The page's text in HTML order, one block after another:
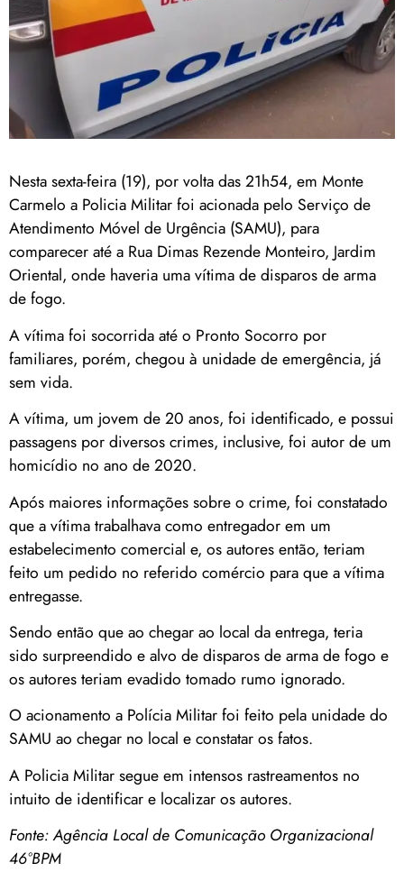
Nesta sexta-feira (19), por volta das 21h54, em Monte
Carmelo a Policia Militar foi acionada pelo Serviço de
Atendimento Móvel de Urgência (SAMU), para
comparecer até a Rua Dimas Rezende Monteiro, Jardim
Oriental, onde haveria uma vítima de disparos de arma
de fogo.
A vítima foi socorrida até o Pronto Socorro por
familiares, porém, chegou à unidade de emergência, já
sem vida.
A vítima, um jovem de 20 anos, foi identificado, e possui
passagens por diversos crimes, inclusive, foi autor de um
homicídio no ano de 2020.
Após maiores informações sobre o crime, foi constatado
que a vítima trabalhava como entregador em um
estabelecimento comercial e, os autores então, teriam
feito um pedido no referido comércio para que a vítima
entregasse.
Sendo então que ao chegar ao local da entrega, teria
sido surpreendido e alvo de disparos de arma de fogo e
os autores teriam evadido tomado rumo ignorado.
O acionamento a Polícia Militar foi feito pela unidade do
SAMU ao chegar no local e constatar os fatos.
A Policia Militar segue em intensos rastreamentos no
intuito de identificar e localizar os autores.
Fonte: Agência Local de Comunicação Organizacional
46°BPM